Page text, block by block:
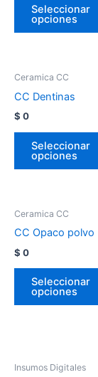
Seleccionar
opciones
Ceramica CC
CC Dentinas
$ 0
Seleccionar
opciones
Ceramica CC
CC Opaco polvo
$ 0
Seleccionar
opciones
Insumos Digitales